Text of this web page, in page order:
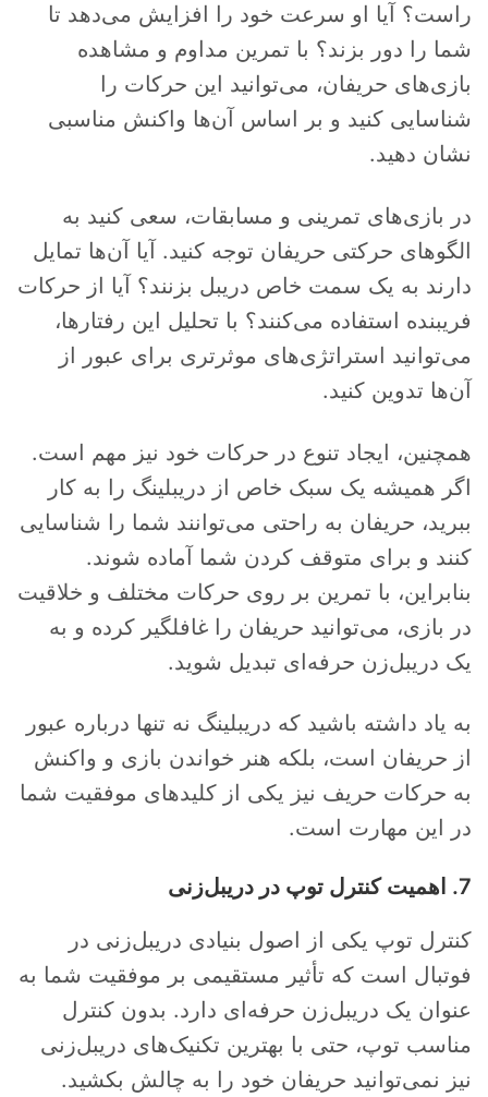
راست؟ آیا او سرعت خود را افزایش می‌دهد تا
شما را دور بزند؟ با تمرین مداوم و مشاهده
بازی‌های حریفان، می‌توانید این حرکات را
شناسایی کنید و بر اساس آن‌ها واکنش مناسبی
نشان دهید.
در بازی‌های تمرینی و مسابقات، سعی کنید به
الگوهای حرکتی حریفان توجه کنید. آیا آن‌ها تمایل
دارند به یک سمت خاص دریبل بزنند؟ آیا از حرکات
فریبنده استفاده می‌کنند؟ با تحلیل این رفتارها،
می‌توانید استراتژی‌های موثرتری برای عبور از
آن‌ها تدوین کنید.
همچنین، ایجاد تنوع در حرکات خود نیز مهم است.
اگر همیشه یک سبک خاص از دریبلینگ را به کار
ببرید، حریفان به راحتی می‌توانند شما را شناسایی
کنند و برای متوقف کردن شما آماده شوند.
بنابراین، با تمرین بر روی حرکات مختلف و خلاقیت
در بازی، می‌توانید حریفان را غافلگیر کرده و به
یک دریبل‌زن حرفه‌ای تبدیل شوید.
به یاد داشته باشید که دریبلینگ نه تنها درباره عبور
از حریفان است، بلکه هنر خواندن بازی و واکنش
به حرکات حریف نیز یکی از کلیدهای موفقیت شما
در این مهارت است.
7. اهمیت کنترل توپ در دریبل‌زنی
کنترل توپ یکی از اصول بنیادی دریبل‌زنی در
فوتبال است که تأثیر مستقیمی بر موفقیت شما به
عنوان یک دریبل‌زن حرفه‌ای دارد. بدون کنترل
مناسب توپ، حتی با بهترین تکنیک‌های دریبل‌زنی
نیز نمی‌توانید حریفان خود را به چالش بکشید.